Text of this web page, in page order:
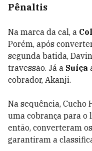
Pênaltis
Na marca da cal, a
Porém, após
segunda batida,
travessão. Já a Suíça
cobrador, Akanji.
Na sequência, Cucho
uma cobrança para o
então, converteram
garantiram a